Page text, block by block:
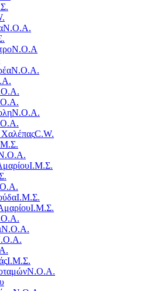
Ν.Ο.Α.
N.O.A
Ν.Ο.Α.
Ν.Ο.Α.
C.W.
Ι.Μ.Σ.
Ι.Μ.Σ.
Ι.Μ.Σ.
Ν.Ο.Α.
Ι.Μ.Σ.
Ν.Ο.Α.